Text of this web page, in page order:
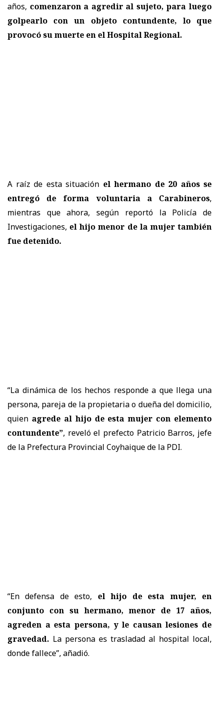
años, comenzaron a agredir al sujeto, para luego
golpearlo con un objeto contundente, lo que
provocó su muerte en el Hospital Regional.
A raíz de esta situación el hermano de 20 años se
entregó de forma voluntaria a Carabineros,
mientras que ahora, según reportó la Policía de
Investigaciones, el hijo menor de la mujer también
fue detenido.
“La dinámica de los hechos responde a que llega una
persona, pareja de la propietaria o dueña del domicilio,
quien agrede al hijo de esta mujer con elemento
contundente”, reveló el prefecto Patricio Barros, jefe
de la Prefectura Provincial Coyhaique de la PDI.
“En defensa de esto, el hijo de esta mujer, en
conjunto con su hermano, menor de 17 años,
agreden a esta persona, y le causan lesiones de
gravedad. La persona es trasladad al hospital local,
donde fallece”, añadió.